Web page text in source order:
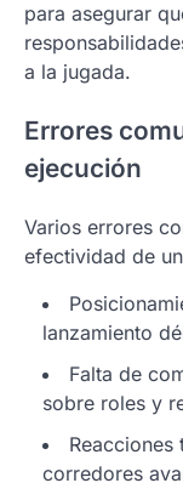
para asegurar
a la jugada.
Errores
ejecución
Varios errores
efectividad de
lanzamiento
Falta de
sobre roles y
Reacciones
corredores